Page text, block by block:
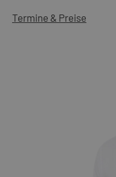
Termine & Preise